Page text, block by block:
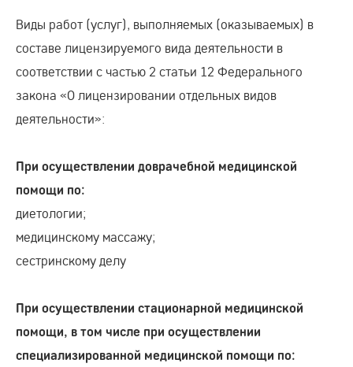
Виды работ (услуг), выполняемых (оказываемых) в
составе лицензируемого вида деятельности в
соответствии с частью 2 статьи 12 Федерального
закона «О лицензировании отдельных видов
деятельности»:
При осуществлении доврачебной медицинской
помощи по:
диетологии;
медицинскому массажу;
сестринскому делу
При осуществлении стационарной медицинской
помощи, в том числе при осуществлении
специализированной медицинской помощи по: